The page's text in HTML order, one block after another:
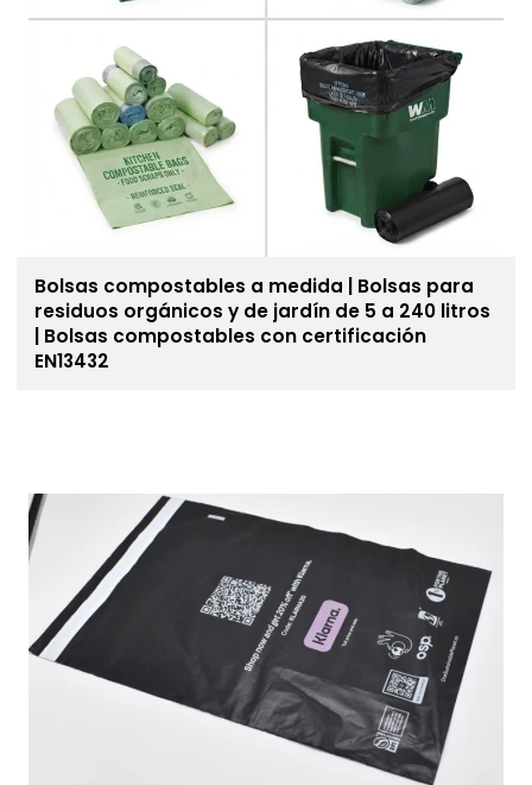
Bolsas compostables a medida | Bolsas para
residuos orgánicos y de jardín de 5 a 240 litros
| Bolsas compostables con certificación
EN13432